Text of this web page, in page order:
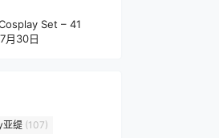
Set – 41
月30日
亚缇 (107)